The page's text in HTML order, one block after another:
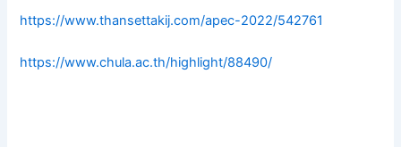
https://www.thansettakij.com/apec-2022/542761
https://www.chula.ac.th/highlight/88490/